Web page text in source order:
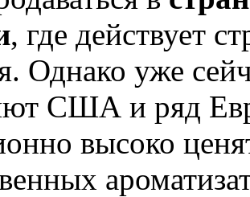
, где действует
Однако уже
США и ряд
высоко